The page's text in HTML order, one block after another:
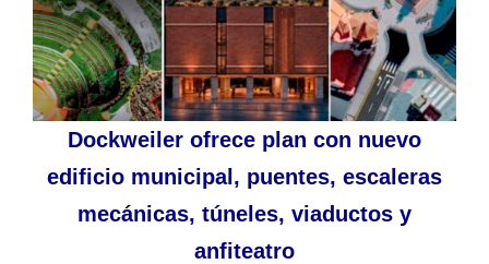
Dockweiler ofrece plan con nuevo
edificio municipal, puentes, escaleras
mecánicas, túneles, viaductos y
anfiteatro